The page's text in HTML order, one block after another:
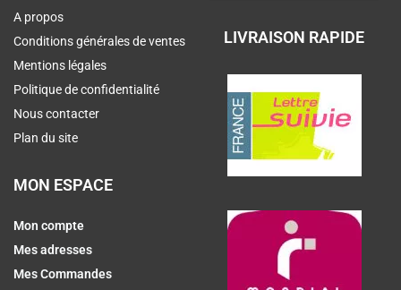
A propos
Conditions générales de ventes
Mentions légales
Politique de confidentialité
Nous contacter
Plan du site
MON ESPACE
Mon compte
Mes adresses
Mes Commandes
LIVRAISON RAPIDE